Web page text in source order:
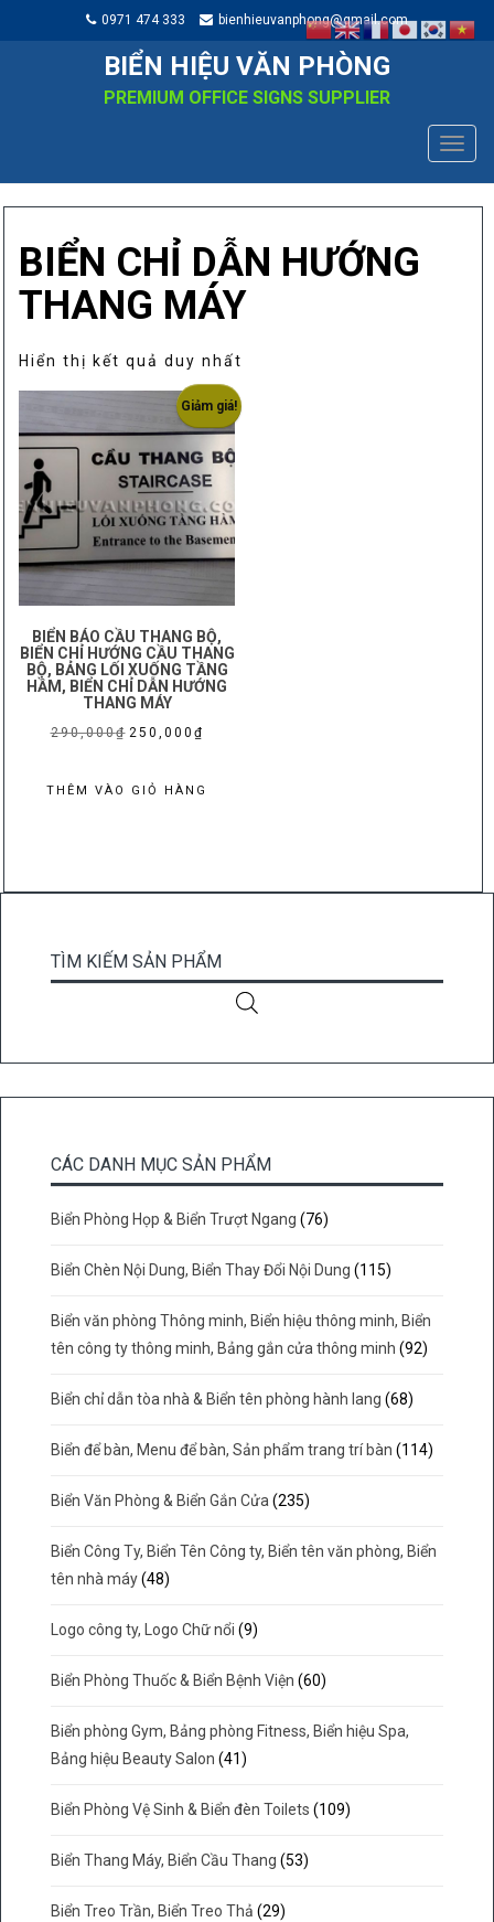
0971 474 333 bienhieuvanphong@gmail.com
BIỂN HIỆU VĂN PHÒNG
PREMIUM OFFICE SIGNS SUPPLIER
BIỂN CHỈ DẪN HƯỚNG
THANG MÁY
Hiển thị kết quả duy nhất
Giảm giá!
BIỂN BÁO CẦU THANG BỘ,
BIỂN CHỈ HƯỚNG CẦU THANG
BỘ, BẢNG LỐI XUỐNG TẦNG
HẦM, BIỂN CHỈ DẪN HƯỚNG
THANG MÁY
290,000₫ Giá
là:
250,000 ₫
tại
THÊM VÀO GIỎ HÀNG
TÌM KIẾM SẢN PHẨM
CÁC DANH MỤC SẢN PHẨM
Biển Phòng Họp & Biển Trượt Ngang (76)
Biển Chèn Nội Dung, Biển Thay Đổi Nội Dung (115)
Biển văn phòng Thông minh, Biển hiệu thông minh, Biển
tên công ty thông minh, Bảng gắn cửa thông minh (92)
Biển chỉ dẫn tòa nhà & Biển tên phòng hành lang (68)
Biển để bàn, Menu để bàn, Sản phẩm trang trí bàn (114)
Biển Văn Phòng & Biển Gắn Cửa (235)
Biển Công Ty, Biển Tên Công ty, Biển tên văn phòng, Biển
tên nhà máy (48)
Logo công ty, Logo Chữ nổi (9)
Biển Phòng Thuốc & Biển Bệnh Viện (60)
Biển phòng Gym, Bảng phòng Fitness, Biển hiệu Spa,
Bảng hiệu Beauty Salon (41)
Biển Phòng Vệ Sinh & Biển đèn Toilets (109)
Biển Thang Máy, Biển Cầu Thang (53)
Biển Treo Trần, Biển Treo Thả (29)